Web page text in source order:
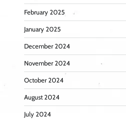
February 2025
January 2025
December 2024
November 2024
October 2024
August 2024
July 2024